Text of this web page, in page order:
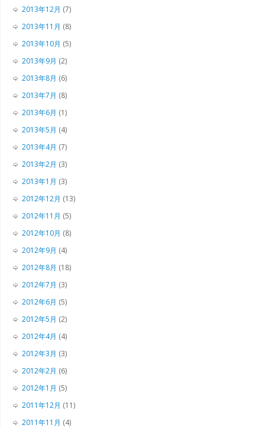
2013年12月 (7)
2013年11月 (8)
2013年10月 (5)
2013年9月 (2)
2013年8月 (6)
2013年7月 (8)
2013年6月 (1)
2013年5月 (4)
2013年4月 (7)
2013年2月 (3)
2013年1月 (3)
2012年12月 (13)
2012年11月 (5)
2012年10月 (8)
2012年9月 (4)
2012年8月 (18)
2012年7月 (3)
2012年6月 (5)
2012年5月 (2)
2012年4月 (4)
2012年3月 (3)
2012年2月 (6)
2012年1月 (5)
2011年12月 (11)
2011年11月 (4)